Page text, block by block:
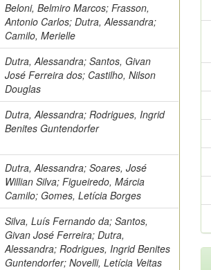
Beloni, Belmiro Marcos; Frasson,
Antonio Carlos; Dutra, Alessandra;
Camilo, Merielle
Dutra, Alessandra; Santos, Givan
José Ferreira dos; Castilho, Nilson
Douglas
Dutra, Alessandra; Rodrigues, Ingrid
Benites Guntendorfer
Dutra, Alessandra; Soares, José
Willian Silva; Figueiredo, Márcia
Camilo; Gomes, Letícia Borges
Silva, Luís Fernando da; Santos,
Givan José Ferreira; Dutra,
Alessandra; Rodrigues, Ingrid Benites
Guntendorfer; Novelli, Letícia Veitas